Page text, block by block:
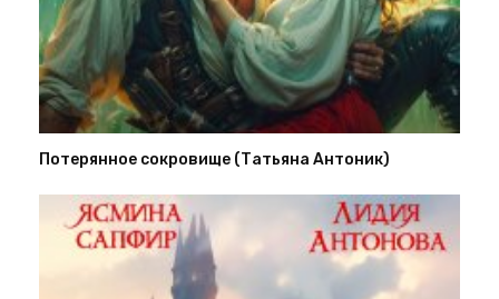
Потерянное сокровище (Татьяна Антоник)